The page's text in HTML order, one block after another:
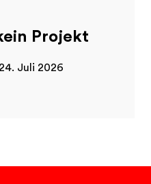
Projekt
24. Juli 2026